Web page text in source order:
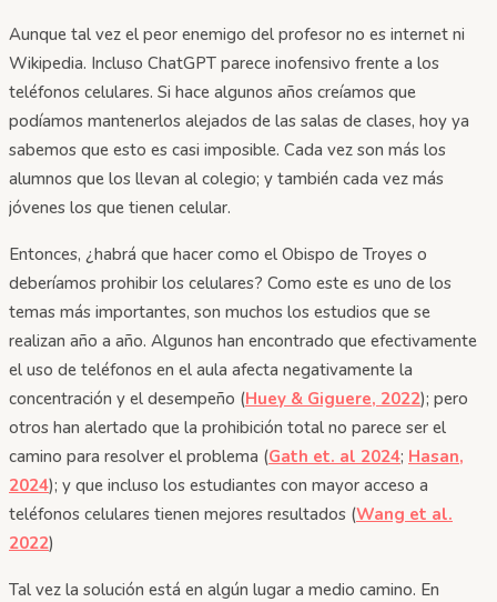
Aunque tal vez el peor enemigo del profesor no es internet ni
Wikipedia. Incluso ChatGPT parece inofensivo frente a los
teléfonos celulares. Si hace algunos años creíamos que
podíamos mantenerlos alejados de las salas de clases, hoy ya
sabemos que esto es casi imposible. Cada vez son más los
alumnos que los llevan al colegio; y también cada vez más
jóvenes los que tienen celular.
Entonces, ¿habrá que hacer como el Obispo de Troyes o
deberíamos prohibir los celulares? Como este es uno de los
temas más importantes, son muchos los estudios que se
realizan año a año. Algunos han encontrado que efectivamente
el uso de teléfonos en el aula afecta negativamente la
concentración y el desempeño (Huey & Giguere, 2022); pero
otros han alertado que la prohibición total no parece ser el
camino para resolver el problema (Gath et. al 2024; Hasan,
2024); y que incluso los estudiantes con mayor acceso a
teléfonos celulares tienen mejores resultados (Wang et al.
2022)
Tal vez la solución está en algún lugar a medio camino. En